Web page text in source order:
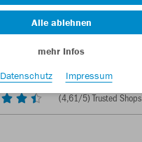
(4,61/5) Trusted Shops
Alle ablehnen
mehr Infos
Datenschutz
Impressum